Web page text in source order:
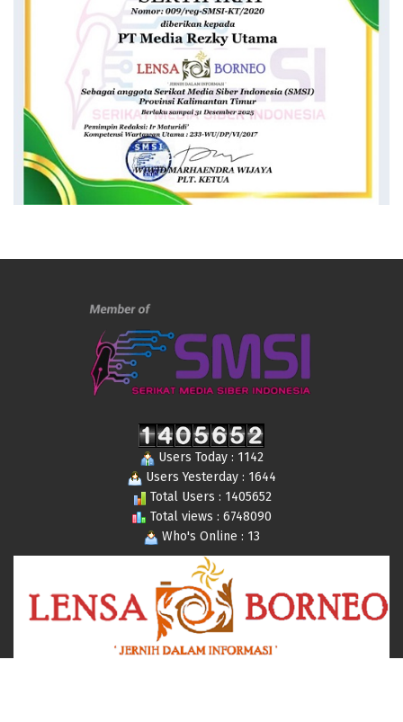
Users Today : 1142
Users Yesterday : 1644
Total Users : 1405652
Total views : 6748090
Who's Online : 13